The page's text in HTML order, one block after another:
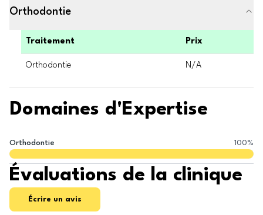
Orthodontie
Traitement Prix
Orthodontie N/A
Domaines d'Expertise
Orthodontie 100%
Évaluations de la clinique
Écrire un avis